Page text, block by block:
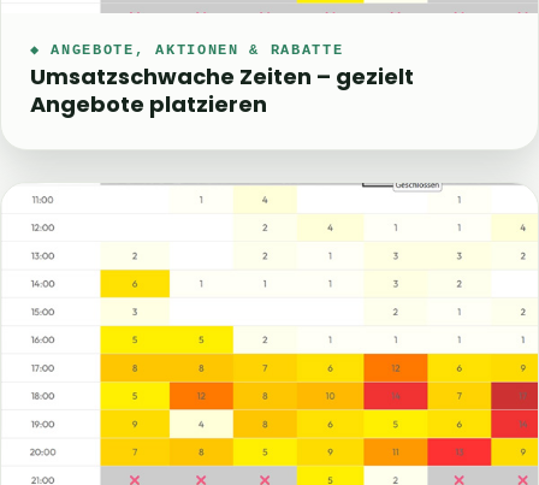
◆ ANGEBOTE, AKTIONEN & RABATTE
Umsatzschwache Zeiten – gezielt
Angebote platzieren